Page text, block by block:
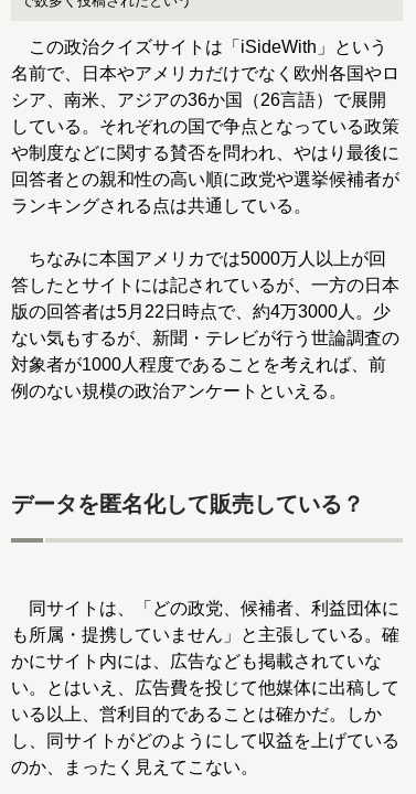
この政治クイズサイトは「iSideWith」という
名前で、日本やアメリカだけでなく欧州各国やロ
シア、南米、アジアの36か国（26言語）で展開
している。それぞれの国で争点となっている政策
や制度などに関する賛否を問われ、やはり最後に
回答者との親和性の高い順に政党や選挙候補者が
ランキングされる点は共通している。
ちなみに本国アメリカでは5000万人以上が回
答したとサイトには記されているが、一方の日本
版の回答者は5月22日時点で、約4万3000人。少
ない気もするが、新聞・テレビが行う世論調査の
対象者が1000人程度であることを考えれば、前
例のない規模の政治アンケートといえる。
データを匿名化して販売している？
同サイトは、「どの政党、候補者、利益団体に
も所属・提携していません」と主張している。確
かにサイト内には、広告なども掲載されていな
い。とはいえ、広告費を投じて他媒体に出稿して
いる以上、営利目的であることは確かだ。しか
し、同サイトがどのようにして収益を上げている
のか、まったく見えてこない。